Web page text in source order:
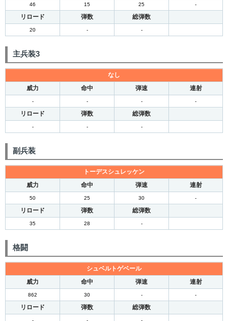
46 15 25 -
リロード 弾数 総弾数
20 - -
主兵装3
なし
威力
命中 弾速 連射
- - - -
リロード 弾数 総弾数
- - -
副兵装
トーデスシュレッケン
威力
命中 弾速 連射
50 25 30 -
リロード 弾数 総弾数
35 28 -
格闘
シュベルトゲベール
威力
命中 弾速 連射
862 30 - -
リロード 弾数 総弾数